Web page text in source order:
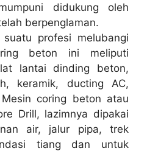
didukung oleh
berpenglaman.
profesi melubangi
beton ini meliputi
lantai dinding beton,
keramik, ducting AC,
coring beton atau
Drill, lazimnya dipakai
air, jalur pipa, trek
tiang dan untuk